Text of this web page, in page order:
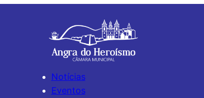
Notícias
Eventos